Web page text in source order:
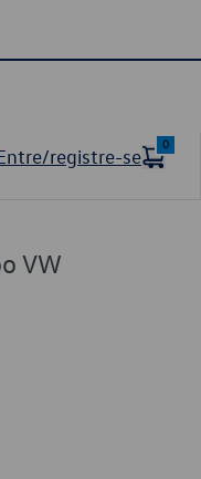
registre-se
0
VW